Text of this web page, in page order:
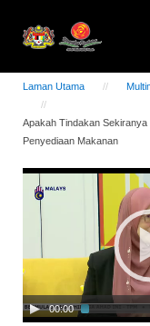
Laman Utama
Apakah Tindakan
Penyediaan Makanan
Video
Player
00:00